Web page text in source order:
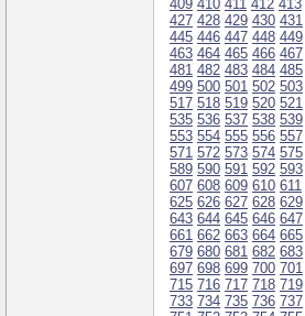
409 410 411 412 413
427 428 429 430 431
445 446 447 448 449
463 464 465 466 467
481 482 483 484 485
499 500 501 502 503
517 518 519 520 521
535 536 537 538 539
553 554 555 556 557
571 572 573 574 575
589 590 591 592 593
607 608 609 610 611
625 626 627 628 629
643 644 645 646 647
661 662 663 664 665
679 680 681 682 683
697 698 699 700 701
715 716 717 718 719
733 734 735 736 737